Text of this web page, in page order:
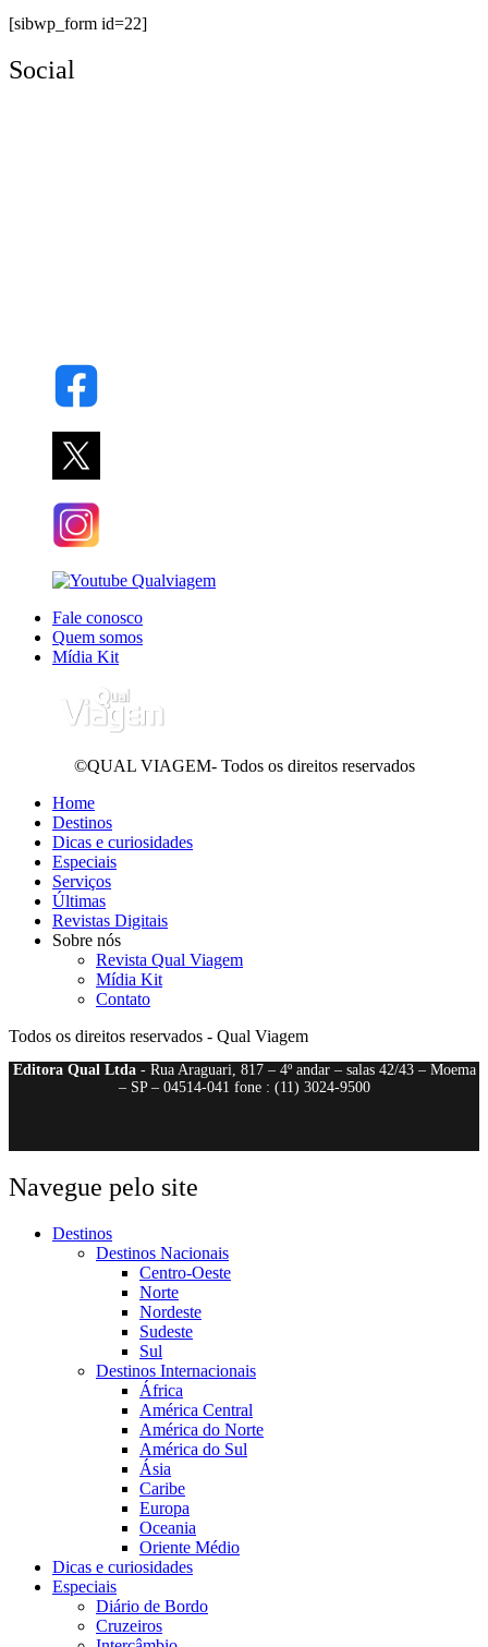
[sibwp_form id=22]
Social
Fale conosco
Quem somos
Mídia Kit
©QUAL VIAGEM- Todos os direitos reservados
Home
Destinos
Dicas e curiosidades
Especiais
Serviços
Últimas
Revistas Digitais
Sobre nós
Revista Qual Viagem
Mídia Kit
Contato
Todos os direitos reservados - Qual Viagem
Editora Qual Ltda- Rua Araguari, 817 – 4º andar – salas 42/43 – Moema
– SP – 04514-041 fone : (11) 3024-9500
Navegue pelo site
Destinos
Destinos Nacionais
Centro-Oeste
Norte
Nordeste
Sudeste
Sul
Destinos Internacionais
África
América Central
América do Norte
América do Sul
Ásia
Caribe
Europa
Oceania
Oriente Médio
Dicas e curiosidades
Especiais
Diário de Bordo
Cruzeiros